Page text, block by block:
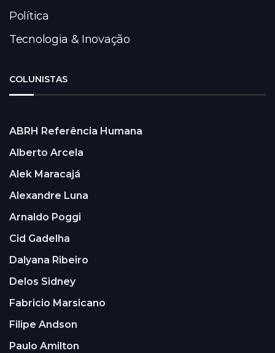
Política
Tecnologia & Inovação
COLUNISTAS
ABRH Referência Humana
Alberto Arcela
Alek Maracajá
Alexandre Luna
Arnaldo Poggi
Cid Gadelha
Dalyana Ribeiro
Delos Sidney
Fabricio Marsicano
Filipe Andson
Paulo Amilton